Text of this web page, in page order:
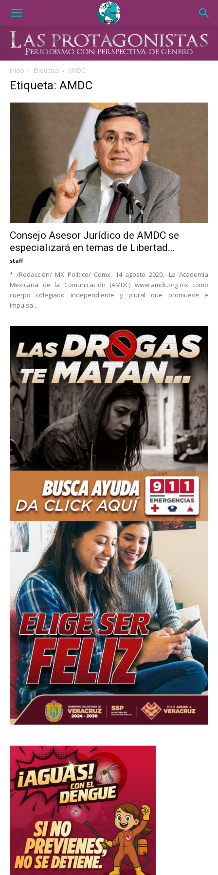
Inicio Etiquetas AMDC
Etiqueta: AMDC
Consejo Asesor Jurídico de AMDC se
especializará en temas de Libertad...
staff
* /Redacción/ MX Político/ Cdmx. 14 agosto 2020.- La Academia
Mexicana de la Comunicación (AMDC) www.amdc.org.mx como
cuerpo colegiado independiente y plural que promueve e
impulsa...